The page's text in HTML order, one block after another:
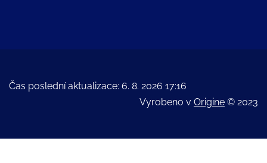
Čas poslední aktualizace: 6. 8. 2026 17:16
Vyrobeno v Origine © 2023